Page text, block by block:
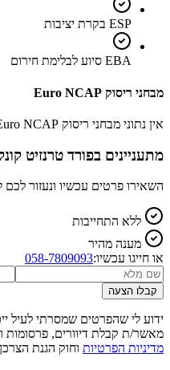
ESP בקרת יציבות
EBA סיוע לבלימת חירום
מבחני ריסוק Euro NCAP
אין נתוני מבחני ריסוק Euro NCAP לדגם זה
מתעניינים בפורד טרנזיט
השאירו פרטים עכשיו ונעזור לכם
ללא התחייבות
מענה מהיר
או חייגו עכשיו:058-7809093
קבלו הצעה
ידוע לי שהפרטים שמסרתי לעיל
מאשר/ת קבלת דיוורים, פרסומות
מדיניות הפרטיות וחוק הגנת הצרכן